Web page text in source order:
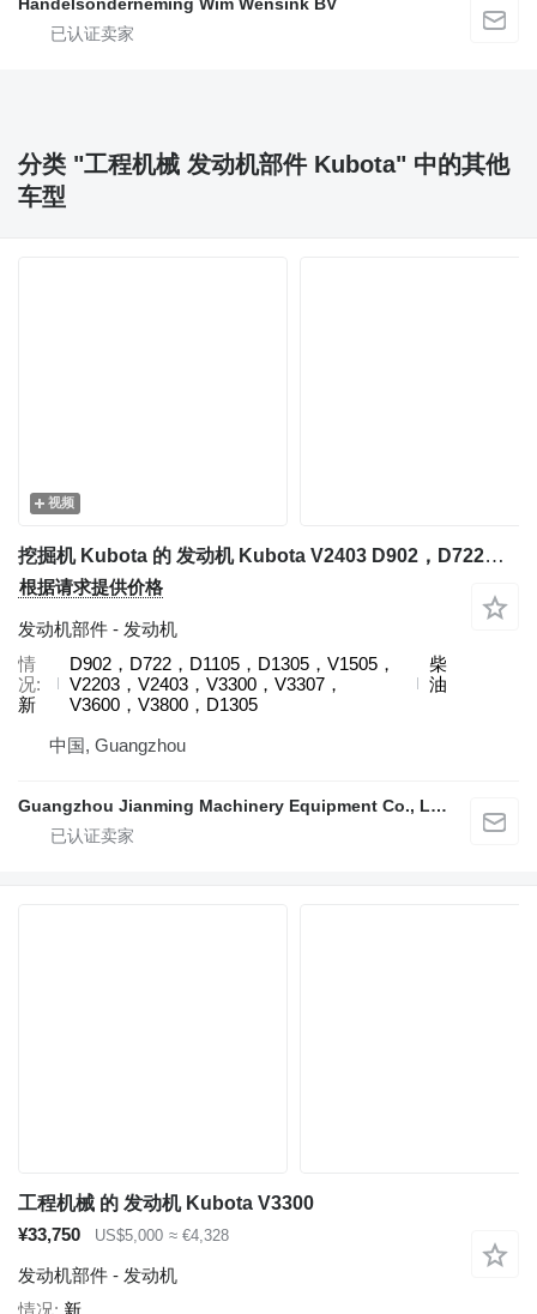
分类 "工程机械 发动机部件 Kubota" 中的其他
车型
视频
挖掘机 Kubota 的 发动机 Kubota V2403 D902，D722，D1105，D1305，V1505，V2203，V2403，V3300，V3307，V3600，V3800，D1305
根据请求提供价格
发动机部件 - 发动机
情
况
新
D902，D722，D1105，D1305，V1505，
V2203，V2403，V3300，V3307，
V3600，V3800，D1305
柴
油
中国, Guangzhou
Guangzhou Jianming Machinery Equipment Co., Ltd.
工程机械 的 发动机 Kubota V3300
¥33,750
US$5,000 ≈ €4,328
发动机部件 - 发动机